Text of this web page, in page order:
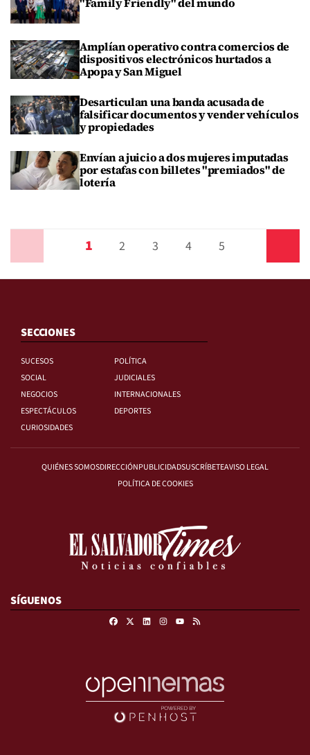
Amplían operativo contra comercios de
dispositivos electrónicos hurtados a
Apopa y San Miguel
Desarticulan una banda acusada de
falsificar documentos y vender vehículos
y propiedades
Envían a juicio a dos mujeres imputadas
por estafas con billetes "premiados" de
lotería
1 2 3 4 5
SECCIONES
SUCESOS
POLÍTICA
SOCIAL
JUDICIALES
NEGOCIOS
INTERNACIONALES
ESPECTÁCULOS
DEPORTES
CURIOSIDADES
QUIÉNES SOMOSDIRECCIÓNPUBLICIDADSUSCRÍBETEAVISO LEGAL
POLÍTICA DE COOKIES
SÍGUENOS
FacebookLinkedinInstagramRSS